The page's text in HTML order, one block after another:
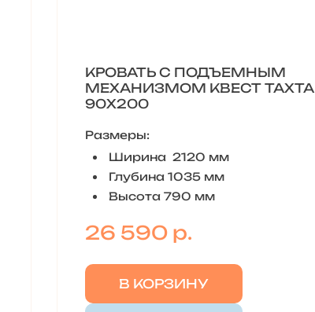
КРОВАТЬ С ПОДЪЕМНЫМ
МЕХАНИЗМОМ КВЕСТ ТАХТА
90Х200
Размеры:
Ширина 2120 мм
Глубина 1035 мм
Высота 790 мм
26 590 р.
В КОРЗИНУ